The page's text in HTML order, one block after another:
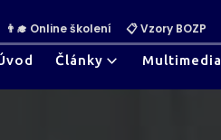
👨‍🎓 Online školení 📋 Vzory BOZP
Články Multimedia